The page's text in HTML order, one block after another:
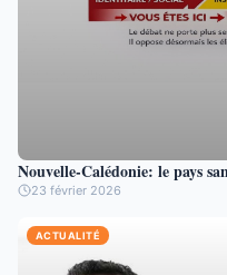
Nouvelle-Calédonie: le pays
23 février 2026
ACTUALITÉ